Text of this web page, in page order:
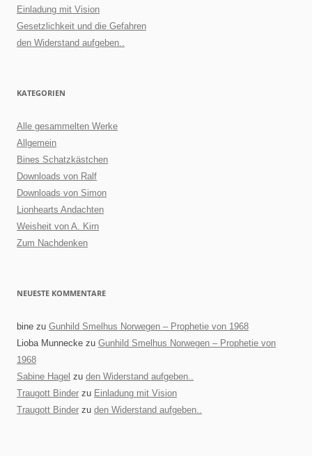
Einladung mit Vision
Gesetzlichkeit und die Gefahren
den Widerstand aufgeben..
KATEGORIEN
Alle gesammelten Werke
Allgemein
Bines Schatzkästchen
Downloads von Ralf
Downloads von Simon
Lionhearts Andachten
Weisheit von A. Kirn
Zum Nachdenken
NEUESTE KOMMENTARE
bine zu Gunhild Smelhus Norwegen – Prophetie von 1968
Lioba Munnecke zu Gunhild Smelhus Norwegen – Prophetie von
1968
Sabine Hagel zu den Widerstand aufgeben..
Traugott Binder zu Einladung mit Vision
Traugott Binder zu den Widerstand aufgeben..